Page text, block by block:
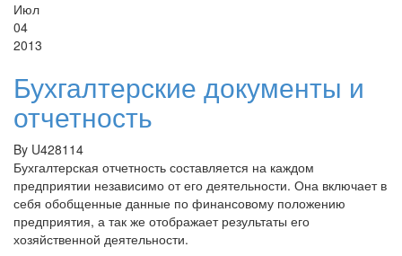
Июл
04
2013
Бухгалтерские документы и
отчетность
By U428114
Бухгалтерская отчетность составляется на каждом
предприятии независимо от его деятельности. Она включает в
себя обобщенные данные по финансовому положению
предприятия, а так же отображает результаты его
хозяйственной деятельности.